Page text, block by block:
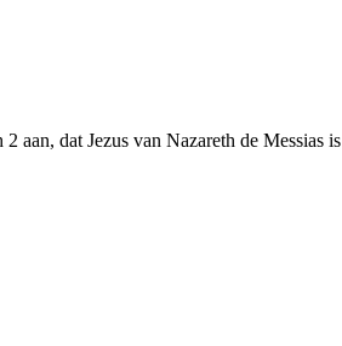
aan, dat Jezus van Nazareth de